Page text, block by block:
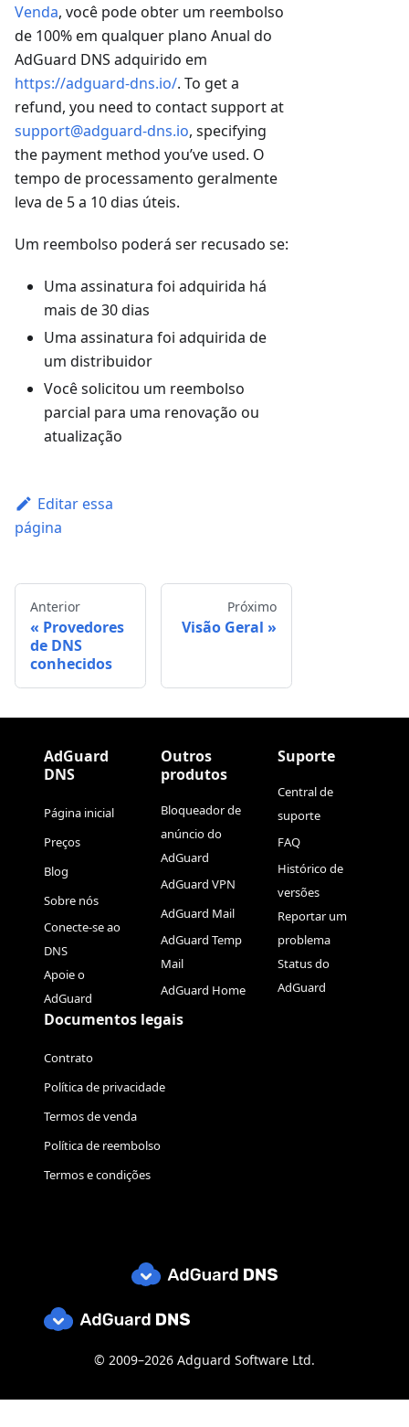
Venda, você pode obter um reembolso
de 100% em qualquer plano Anual do
AdGuard DNS adquirido em
https://adguard-dns.io/. To get a
refund, you need to contact support at
support@adguard-dns.io, specifying
the payment method you’ve used. O
tempo de processamento geralmente
leva de 5 a 10 dias úteis.
Um reembolso poderá ser recusado se:
Uma assinatura foi adquirida há
mais de 30 dias
Uma assinatura foi adquirida de
um distribuidor
Você solicitou um reembolso
parcial para uma renovação ou
atualização
Editar essa
página
Anterior
Provedores
de DNS
conhecidos
Próximo
Visão Geral
AdGuard
DNS
Página inicial
Preços
Blog
Sobre nós
Conecte-se ao
DNS
Apoie o
AdGuard
Outros
produtos
Bloqueador de
anúncio do
AdGuard
AdGuard VPN
AdGuard Mail
AdGuard Temp
Mail
AdGuard Home
Suporte
Central de
suporte
FAQ
Histórico de
versões
Reportar um
problema
Status do
AdGuard
Documentos legais
Contrato
Política de privacidade
Termos de venda
Política de reembolso
Termos e condições
© 2009–2026 Adguard Software Ltd.